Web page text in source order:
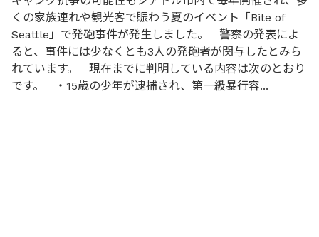
くの家族連れや観光客で賑わう夏のイベント「Bite of
Seattle」で発砲事件が発生しました。 警察の発表によ
ると、事件には少なくとも3人の発砲者が関与したとみら
れています。 現在までに判明している内容は次のとおり
です。 ・15歳の少年が逮捕され、第一級暴行容...